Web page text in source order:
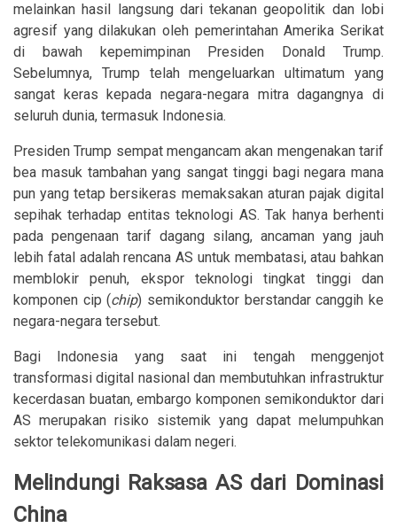
melainkan hasil langsung dari tekanan geopolitik dan lobi
agresif yang dilakukan oleh pemerintahan Amerika Serikat
di bawah kepemimpinan Presiden Donald Trump.
Sebelumnya, Trump telah mengeluarkan ultimatum yang
sangat keras kepada negara-negara mitra dagangnya di
seluruh dunia, termasuk Indonesia.
Presiden Trump sempat mengancam akan mengenakan tarif
bea masuk tambahan yang sangat tinggi bagi negara mana
pun yang tetap bersikeras memaksakan aturan pajak digital
sepihak terhadap entitas teknologi AS. Tak hanya berhenti
pada pengenaan tarif dagang silang, ancaman yang jauh
lebih fatal adalah rencana AS untuk membatasi, atau bahkan
memblokir penuh, ekspor teknologi tingkat tinggi dan
komponen cip (chip) semikonduktor berstandar canggih ke
negara-negara tersebut.
Bagi Indonesia yang saat ini tengah menggenjot
transformasi digital nasional dan membutuhkan infrastruktur
kecerdasan buatan, embargo komponen semikonduktor dari
AS merupakan risiko sistemik yang dapat melumpuhkan
sektor telekomunikasi dalam negeri.
Melindungi Raksasa AS dari Dominasi
China